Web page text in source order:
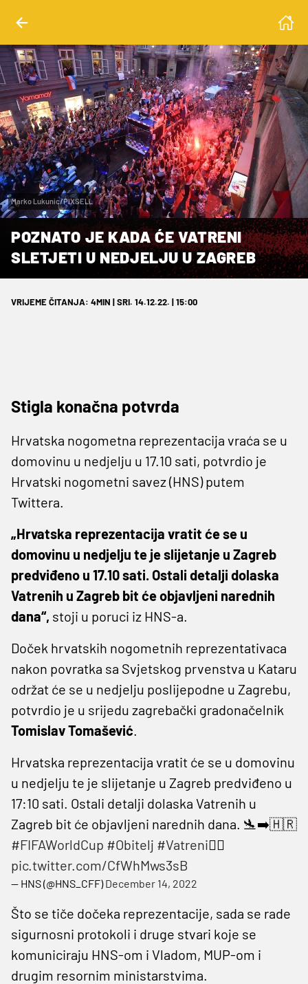
Marko Lukunic/PIXSELL
POZNATO JE KADA ĆE VATRENI
SLETJETI U NEDJELJU U ZAGREB
VRIJEME ČITANJA: 4MIN | SRI. 14.12.22. | 15:00
Stigla konačna potvrda
Hrvatska nogometna reprezentacija vraća se u
domovinu u nedjelju u 17.10 sati, potvrdio je
Hrvatski nogometni savez (HNS) putem
Twittera.
„Hrvatska reprezentacija vratit će se u
domovinu u nedjelju te je slijetanje u Zagreb
predviđeno u 17.10 sati. Ostali detalji dolaska
Vatrenih u Zagreb bit će objavljeni narednih
dana“, stoji u poruci iz HNS-a.
Doček hrvatskih nogometnih reprezentativaca
nakon povratka sa Svjetskog prvenstva u Kataru
održat će se u nedjelju poslijepodne u Zagrebu,
potvrdio je u srijedu zagrebački gradonačelnik
Tomislav Tomašević.
Hrvatska reprezentacija vratit će se u domovinu
u nedjelju te je slijetanje u Zagreb predviđeno u
17:10 sati. Ostali detalji dolaska Vatrenih u
Zagreb bit će objavljeni narednih dana. 🛬➡️🇭🇷
#FIFAWorldCup #Obitelj #Vatreni❤️‍🔥
pic.twitter.com/CfWhMws3sB
— HNS (@HNS_CFF)December 14, 2022
Što se tiče dočeka reprezentacije, sada se rade
sigurnosni protokoli i druge stvari koje se
komuniciraju HNS-om i Vladom, MUP-om i
drugim resornim ministarstvima.